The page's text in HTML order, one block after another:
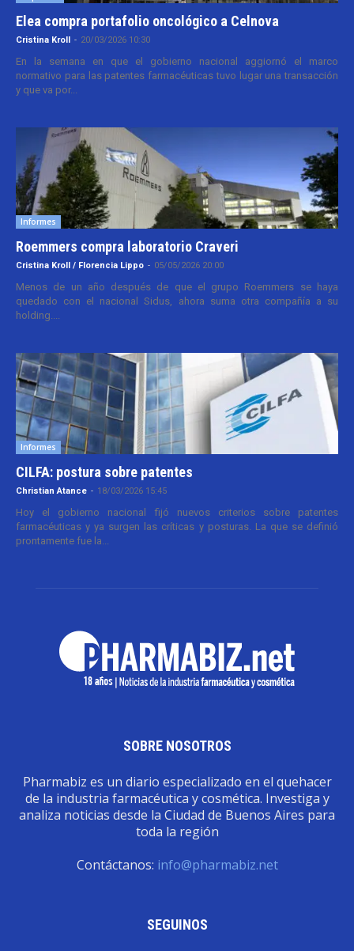
Elea compra portafolio oncológico a Celnova
Cristina Kroll - 20/03/2026 10:30
En la semana en que el gobierno nacional aggiornó el marco
normativo para las patentes farmacéuticas tuvo lugar una transacción
y que va por...
Informes
Roemmers compra laboratorio Craveri
Cristina Kroll / Florencia Lippo - 05/05/2026 20:00
Menos de un año después de que el grupo Roemmers se haya
quedado con el nacional Sidus, ahora suma otra compañía a su
holding....
Informes
CILFA: postura sobre patentes
Christian Atance - 18/03/2026 15:45
Hoy el gobierno nacional fijó nuevos criterios sobre patentes
farmacéuticas y ya surgen las críticas y posturas. La que se definió
prontamente fue la...
SOBRE NOSOTROS
Pharmabiz es un diario especializado en el quehacer
de la industria farmacéutica y cosmética. Investiga y
analiza noticias desde la Ciudad de Buenos Aires para
toda la región
Contáctanos: info@pharmabiz.net
SEGUINOS